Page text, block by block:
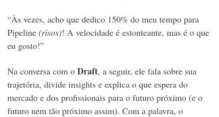
“Às vezes, acho que dedico 150% do meu tempo para
Pipeline (risos)! A velocidade é estonteante, mas é o que
eu gosto!”
Na conversa com o Draft, a seguir, ele fala sobre sua
trajetória, divide insights e explica o que espera do
mercado e dos profissionais para o futuro próximo (e o
futuro nem tão próximo assim). Com a palavra, o